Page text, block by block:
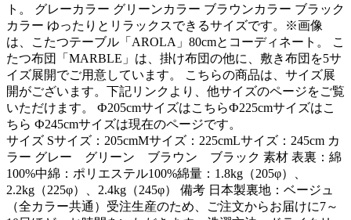
ト。 グレーカラー グリーンカラー ブラウンカラー ブラック
カラー ゆったりとリラックスできるサイズです。※画像
は、こたつテーブル「AROLA」80cmとコーディネート。 こ
たつ布団「MARBLE」は、掛け布団の他に、敷き布団を5サ
イズ展開でご用意しています。 こちらの商品は、サイズ展
開がございます。下記リンクより、他サイズのページをご覧
いただけます。 Ф205cmサイズはこちらФ225cmサイズはこ
ちら Ф245cmサイズは現在のページです。
サイズ Sサイズ：205cmMサイズ：225cmLサイズ：245cm カ
ラー グレー グリーン ブラウン ブラック 素材 表裏：綿
100%中綿：ポリエステル100%綿量：1.8kg（205φ）、
2.2kg（225φ）、2.4kg（245φ） 備考 日本製裏地：ベージュ
（全カラー共通）受注生産のため、ご注文からお届けに7～